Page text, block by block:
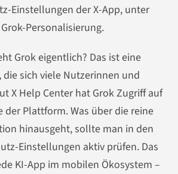
Einstellungen der X-App, unter
Personalisierung.
Grok eigentlich? Das ist eine
die sich viele Nutzerinnen und
X Help Center hat Grok Zugriff auf
Plattform. Was über die reine
hinausgeht, sollte man in den
Einstellungen aktiv prüfen. Das
KI-App im mobilen Ökosystem –